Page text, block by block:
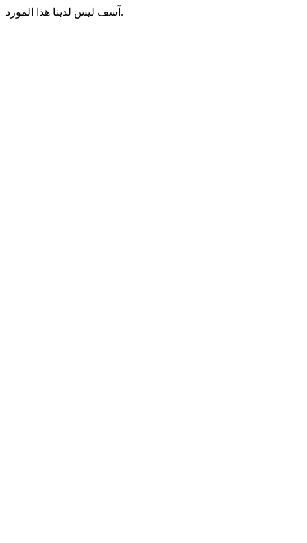
آسف ليس لدينا هذا المورد.